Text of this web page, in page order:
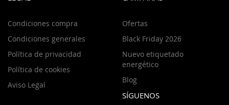
Condiciones compra
Condiciones generales
Política de privacidad
Política de cookies
Aviso Legal
Ofertas
Black Friday 2026
Nuevo etiquetado
energético
Blog
SÍGUENOS